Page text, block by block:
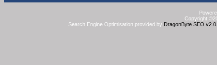
Copyright
Search Engine Optimisation provided by DragonByte SEO